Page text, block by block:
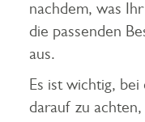
nachdem, was
die passenden
aus.
Es ist wichtig,
darauf zu